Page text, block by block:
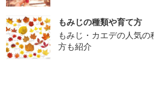
もみじの種類や育て方
もみじ・カエデの人気
方も紹介